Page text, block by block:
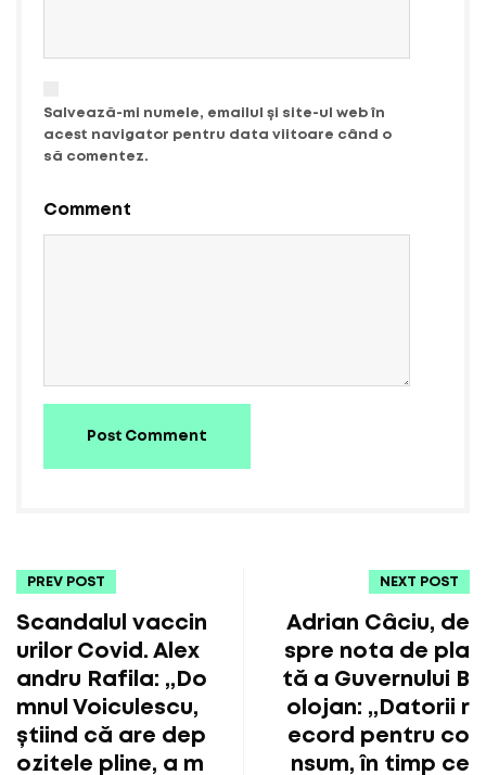
Salvează-mi numele, emailul și site-ul web în
acest navigator pentru data viitoare când o
să comentez.
Comment
Post Comment
PREV POST
Scandalul vaccin
urilor Covid. Alex
andru Rafila: „Do
mnul Voiculescu,
știind că are dep
ozitele pline, a m
NEXT POST
Adrian Câciu, de
spre nota de pla
tă a Guvernului B
olojan: „Datorii r
ecord pentru co
nsum, în timp ce